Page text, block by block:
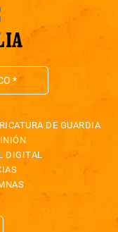
DE GUARDIA
DIGITAL